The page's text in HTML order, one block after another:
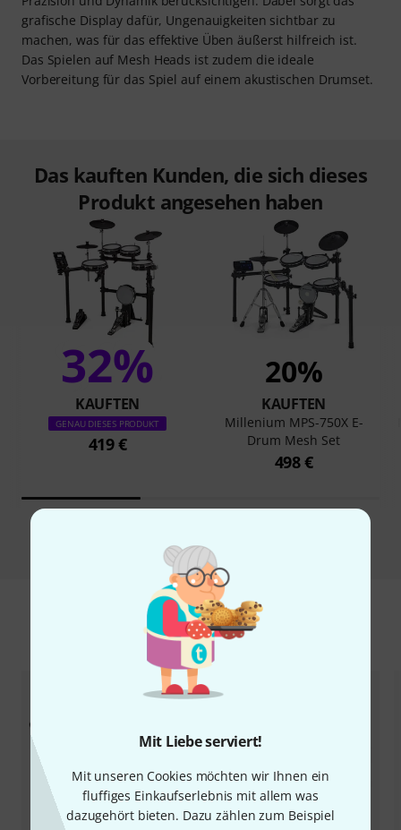
Mit Liebe serviert!
Mit unseren Cookies möchten wir Ihnen ein
fluffiges Einkaufserlebnis mit allem was
dazugehört bieten. Dazu zählen zum Beispiel
grafische Display dafür, Ungenauigkeiten sichtbar zu
machen, was für das effektive Üben äußerst hilfreich ist.
Das Spielen auf Mesh Heads ist zudem die ideale
Vorbereitung für das Spiel auf einem akustischen Drumset.
Das kauften Kunden, die sich dieses
Produkt angesehen haben
32%
KAUFTEN
GENAU DIESES PRODUKT
419 €
20%
KAUFTEN
Millenium MPS-750X E-
Drum Mesh Set
498 €
Zubehör & passende Artikel